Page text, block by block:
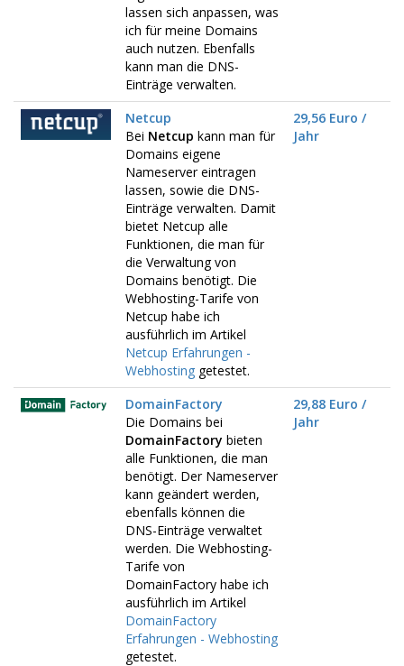
lassen sich anpassen, was
ich für meine Domains
auch nutzen. Ebenfalls
kann man die DNS-
Einträge verwalten.
Netcup
Bei Netcup kann man für
Domains eigene
Nameserver eintragen
lassen, sowie die DNS-
Einträge verwalten. Damit
bietet Netcup alle
Funktionen, die man für
die Verwaltung von
Domains benötigt. Die
Webhosting-Tarife von
Netcup habe ich
ausführlich im Artikel
Netcup Erfahrungen -
Webhosting getestet.
29,56 Euro /
Jahr
DomainFactory
Die Domains bei
DomainFactory bieten
alle Funktionen, die man
benötigt. Der Nameserver
kann geändert werden,
ebenfalls können die
DNS-Einträge verwaltet
werden. Die Webhosting-
Tarife von
DomainFactory habe ich
ausführlich im Artikel
DomainFactory
Erfahrungen - Webhosting
getestet.
29,88 Euro /
Jahr